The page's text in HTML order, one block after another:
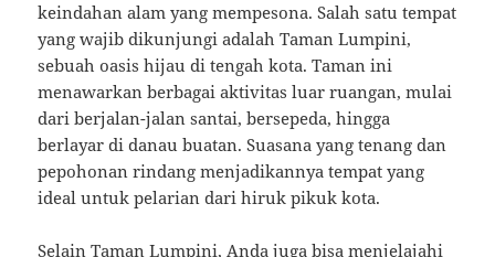
keindahan alam yang mempesona. Salah satu tempat
yang wajib dikunjungi adalah Taman Lumpini,
sebuah oasis hijau di tengah kota. Taman ini
menawarkan berbagai aktivitas luar ruangan, mulai
dari berjalan-jalan santai, bersepeda, hingga
berlayar di danau buatan. Suasana yang tenang dan
pepohonan rindang menjadikannya tempat yang
ideal untuk pelarian dari hiruk pikuk kota.
Selain Taman Lumpini, Anda juga bisa menjelajahi